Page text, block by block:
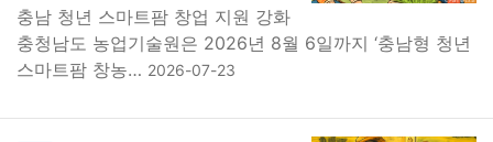
충남 청년 스마트팜 창업 지원 강화
충청남도 농업기술원은 2026년 8월 6일까지 ‘충남형 청년
스마트팜 창농… 2026-07-23